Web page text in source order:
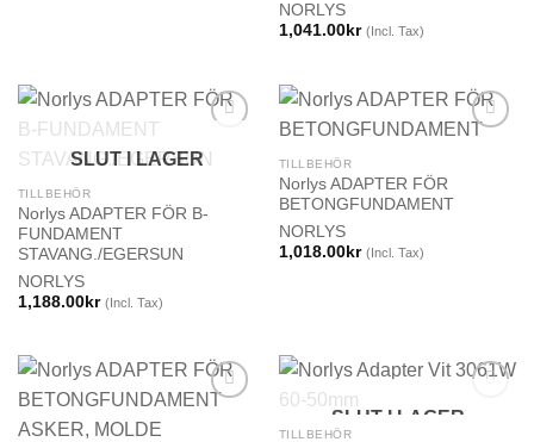
NORLYS
1,041.00kr (Incl. Tax)
SLUT I LAGER
TILLBEHÖR
Norlys ADAPTER FÖR B-
FUNDAMENT
STAVANG./EGERSUN
NORLYS
1,188.00kr (Incl. Tax)
TILLBEHÖR
Norlys ADAPTER FÖR
BETONGFUNDAMENT
NORLYS
1,018.00kr (Incl. Tax)
SLUT I LAGER
TILLBEHÖR